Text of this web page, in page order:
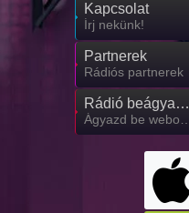
Kapcsolat
Írj nekünk!
Partnerek
Rádiós partnerek
Rádió beágyazás